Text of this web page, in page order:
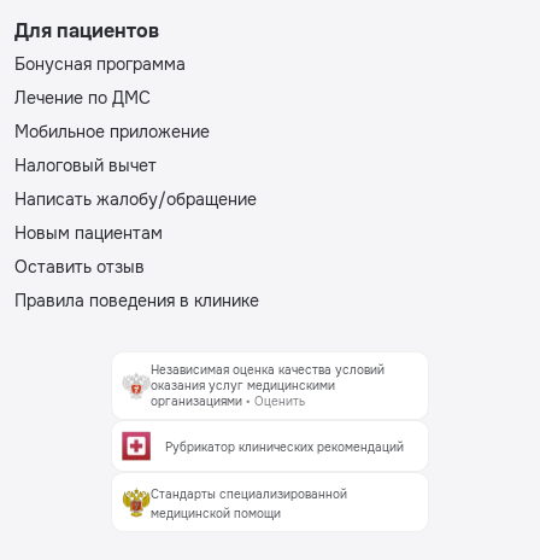
Для пациентов
Бонусная программа
Лечение по ДМС
Мобильное приложение
Налоговый вычет
Написать жалобу/обращение
Новым пациентам
Оставить отзыв
Правила поведения в клинике
Независимая оценка качества условий
оказания услуг медицинскими
организациями • Оценить
Рубрикатор клинических рекомендаций
Стандарты специализированной
медицинской помощи